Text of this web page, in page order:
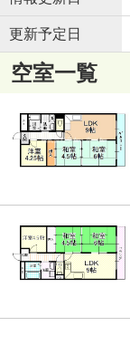
更新予定日
空室一覧